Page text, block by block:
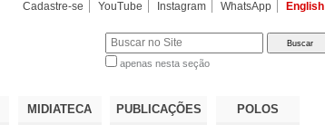
Cadastre-se YouTube Instagram WhatsApp English
apenas nesta seção
MIDIATECA PUBLICAÇÕES POLOS